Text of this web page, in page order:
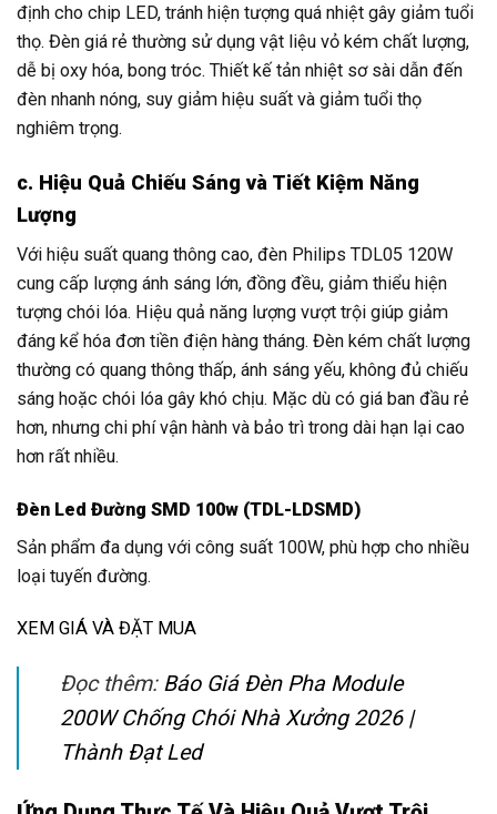
định cho chip LED, tránh hiện tượng quá nhiệt gây giảm tuổi
thọ. Đèn giá rẻ thường sử dụng vật liệu vỏ kém chất lượng,
dễ bị oxy hóa, bong tróc. Thiết kế tản nhiệt sơ sài dẫn đến
đèn nhanh nóng, suy giảm hiệu suất và giảm tuổi thọ
nghiêm trọng.
c. Hiệu Quả Chiếu Sáng và Tiết Kiệm Năng
Lượng
Với hiệu suất quang thông cao, đèn Philips TDL05 120W
cung cấp lượng ánh sáng lớn, đồng đều, giảm thiểu hiện
tượng chói lóa. Hiệu quả năng lượng vượt trội giúp giảm
đáng kể hóa đơn tiền điện hàng tháng. Đèn kém chất lượng
thường có quang thông thấp, ánh sáng yếu, không đủ chiếu
sáng hoặc chói lóa gây khó chịu. Mặc dù có giá ban đầu rẻ
hơn, nhưng chi phí vận hành và bảo trì trong dài hạn lại cao
hơn rất nhiều.
Đèn Led Đường SMD 100w (TDL-LDSMD)
Sản phẩm đa dụng với công suất 100W, phù hợp cho nhiều
loại tuyến đường.
XEM GIÁ VÀ ĐẶT MUA
Đọc thêm: Báo Giá Đèn Pha Module
200W Chống Chói Nhà Xưởng 2026 |
Thành Đạt Led